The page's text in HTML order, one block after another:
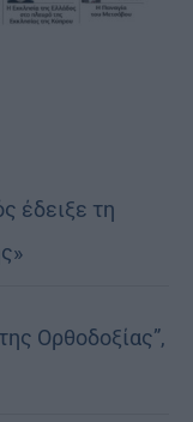
έδειξε τη
Ορθοδοξίας”,